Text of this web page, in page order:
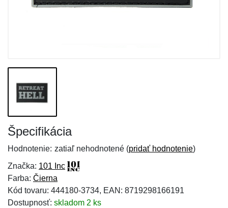
Špecifikácia
Hodnotenie: zatiaľ nehodnotené (pridať hodnotenie)
Značka: 101 Inc
Farba: Čierna
Kód tovaru: 444180-3734, EAN: 8719298166191
Dostupnosť: skladom 2 ks